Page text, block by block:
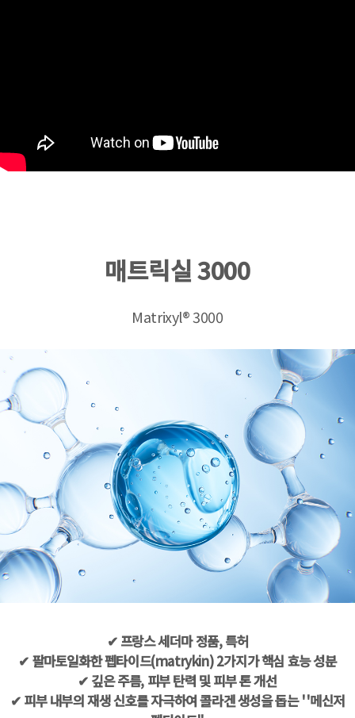
매트릭실 3000
Matrixyl® 3000
✔ 프랑스 세더마 정품, 특허
✔ 팔마토일화한 펩타이드(matrykin) 2가지가 핵심 효능 성분
✔ 깊은 주름, 피부 탄력 및 피부 톤 개선
✔ 피부 내부의 재생 신호를 자극하여 콜라겐 생성을 돕는 ''메신저